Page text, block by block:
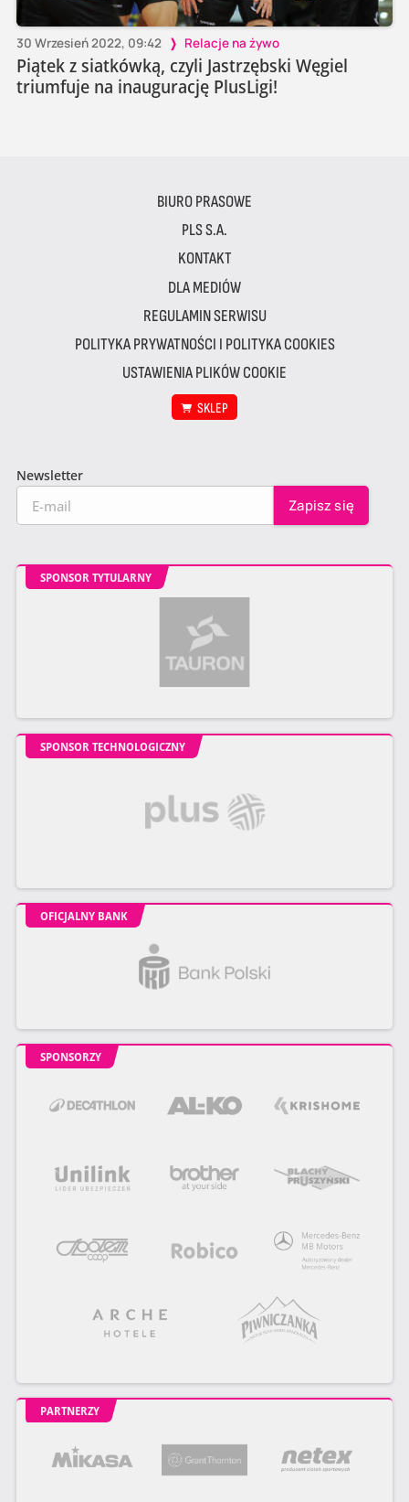
30 Wrzesień 2022, 09:42 Relacje na żywo
Piątek z siatkówką, czyli Jastrzębski Węgiel
triumfuje na inaugurację PlusLigi!
BIURO PRASOWE
PLS S.A.
KONTAKT
DLA MEDIÓW
REGULAMIN SERWISU
POLITYKA PRYWATNOŚCI I POLITYKA COOKIES
USTAWIENIA PLIKÓW COOKIE
SKLEP
Newsletter
SPONSOR TYTULARNY
SPONSOR TECHNOLOGICZNY
OFICJALNY BANK
SPONSORZY
PARTNERZY